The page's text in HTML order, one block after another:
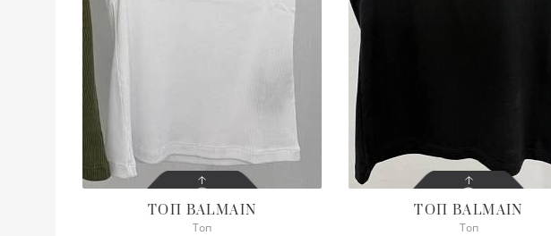
СОСТОЯНИЕ
ТОП BALMAIN
Топ СОСТОЯНИЕ
ТОП BALMAIN
Топ